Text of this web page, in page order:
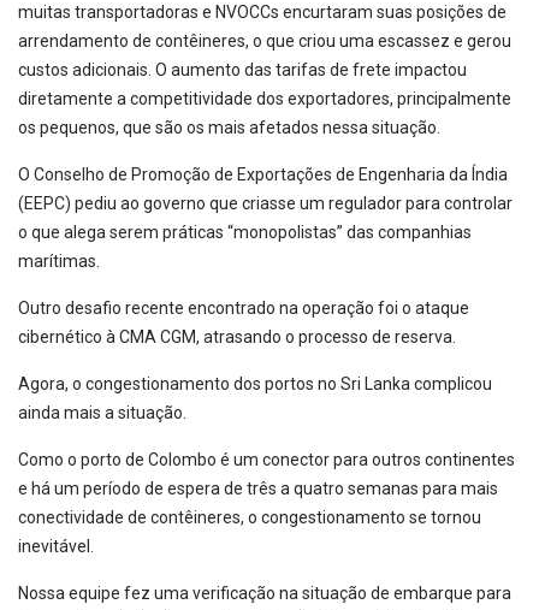
muitas transportadoras e NVOCCs encurtaram suas posições de
arrendamento de contêineres, o que criou uma escassez e gerou
custos adicionais. O aumento das tarifas de frete impactou
diretamente a competitividade dos exportadores, principalmente
os pequenos, que são os mais afetados nessa situação.
O Conselho de Promoção de Exportações de Engenharia da Índia
(EEPC) pediu ao governo que criasse um regulador para controlar
o que alega serem práticas “monopolistas” das companhias
marítimas.
Outro desafio recente encontrado na operação foi o ataque
cibernético à CMA CGM, atrasando o processo de reserva.
Agora, o congestionamento dos portos no Sri Lanka complicou
ainda mais a situação.
Como o porto de Colombo é um conector para outros continentes
e há um período de espera de três a quatro semanas para mais
conectividade de contêineres, o congestionamento se tornou
inevitável.
Nossa equipe fez uma verificação na situação de embarque para